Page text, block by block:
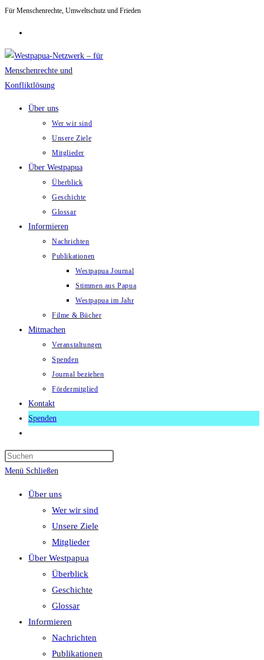
Zum
Für Menschenrechte, Umweltschutz und Frieden
Über uns
Wer wir sind
Unsere Ziele
Mitglieder
Über Westpapua
Überblick
Geschichte
Glossar
Informieren
Nachrichten
Publikationen
Westpapua Journal
Stimmen aus Papua
Westpapua im Jahr
Filme & Bücher
Mitmachen
Veranstaltungen
Spenden
Journal beziehen
Fördermitglied
Kontakt
Spenden
umschalten
Menü Schließen
Über uns
Wer wir sind
Unsere Ziele
Mitglieder
Über Westpapua
Überblick
Geschichte
Glossar
Informieren
Nachrichten
Publikationen